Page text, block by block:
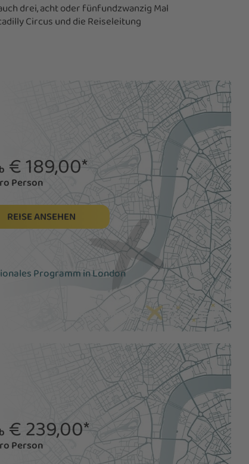
drei, acht oder fünfundzwanzig Mal
Circus und die Reiseleitung
€ 189,00*
Person
REISE ANSEHEN
Programm in London
€ 239,00*
Person